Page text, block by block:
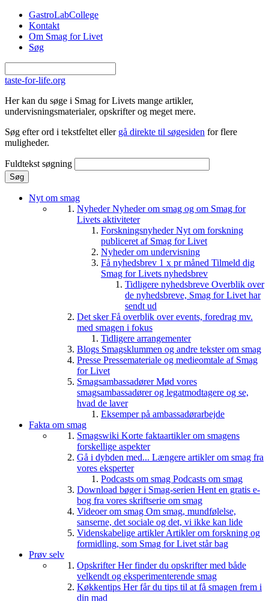
Gå til hovedindhold
GastroLabCollege
Kontakt
Om Smag for Livet
Søg
taste-for-life.org
Her kan du søge i Smag for Livets mange artikler,
undervisningsmaterialer, opskrifter og meget mere.
Søg efter ord i tekstfeltet eller gå direkte til søgesiden for flere
muligheder.
Fuldtekst søgning
Nyt om smag
NyhederNyheder om smag og om Smag for
Livets aktiviteter
ForskningsnyhederNyt om forskning
publiceret af Smag for Livet
Nyheder om undervisning
Få nyhedsbrev 1 x pr måned Tilmeld dig
Smag for Livets nyhedsbrev
Tidligere nyhedsbreve Overblik over
de nyhedsbreve, Smag for Livet har
sendt ud
Det skerFå overblik over events, foredrag mv.
med smagen i fokus
Tidligere arrangementer
Blogs Smagsklummen og andre tekster om smag
Presse Pressemateriale og medieomtale af Smag
for Livet
SmagsambassadørerMød vores
smagsambassadører og legatmodtagere og se,
hvad de laver
Eksemper på ambassadørarbejde
Fakta om smag
Smagswiki Korte faktaartikler om smagens
forskellige aspekter
Gå i dybden med... Længere artikler om smag fra
vores eksperter
Podcasts om smag Podcasts om smag
Download bøger i Smag-serien Hent en gratis e-
bog fra vores skriftserie om smag
Videoer om smag Om smag, mundfølelse,
sanserne, det sociale og det, vi ikke kan lide
Videnskabelige artiklerArtikler om forskning og
formidling, som Smag for Livet står bag
Prøv selv
OpskrifterHer finder du opskrifter med både
velkendt og eksperimenterende smag
Køkkentips Her får du tips til at få smagen frem i
din mad